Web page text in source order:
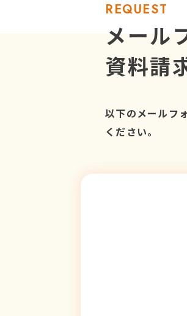
REQUEST
メール
資料請
以下のメールフ
ください。